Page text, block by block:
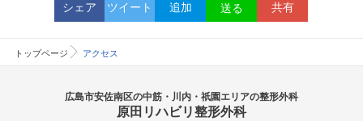
シェア ツイート 追加 送る 共有
トップページ アクセス
広島市安佐南区の中筋・川内・祇園エリアの整形外科
原田リハビリ整形外科